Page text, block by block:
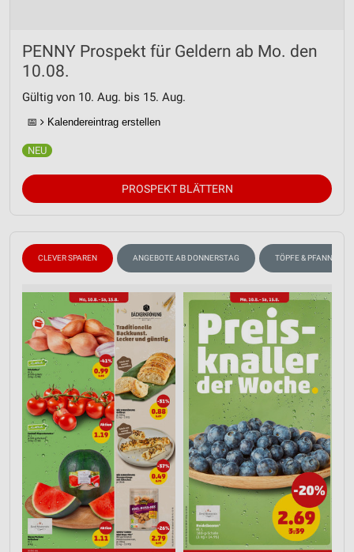
PENNY Prospekt für Geldern ab Mo. den
10.08.
Gültig von 10. Aug. bis 15. Aug.
📅 Kalendereintrag erstellen
PROSPEKT BLÄTTERN
CLEVER SPAREN ANGEBOTE AB DONNERSTAG TÖPFE & PFANNEN